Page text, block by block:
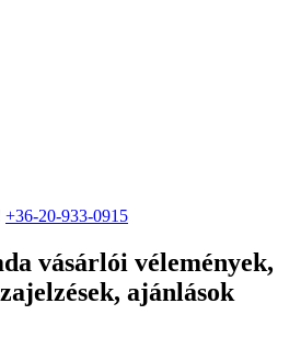
+36-20-933-0915
vásárlói vélemények,
ajánlások